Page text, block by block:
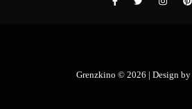
Grenzkino © 2026 | Design by